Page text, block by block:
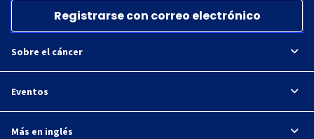
Registrarse con correo electrónico
Sobre el cáncer
Eventos
Más en inglés